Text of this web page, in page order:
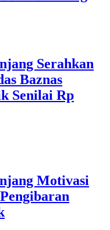
Serahkan
Baznas
Senilai Rp
Motivasi